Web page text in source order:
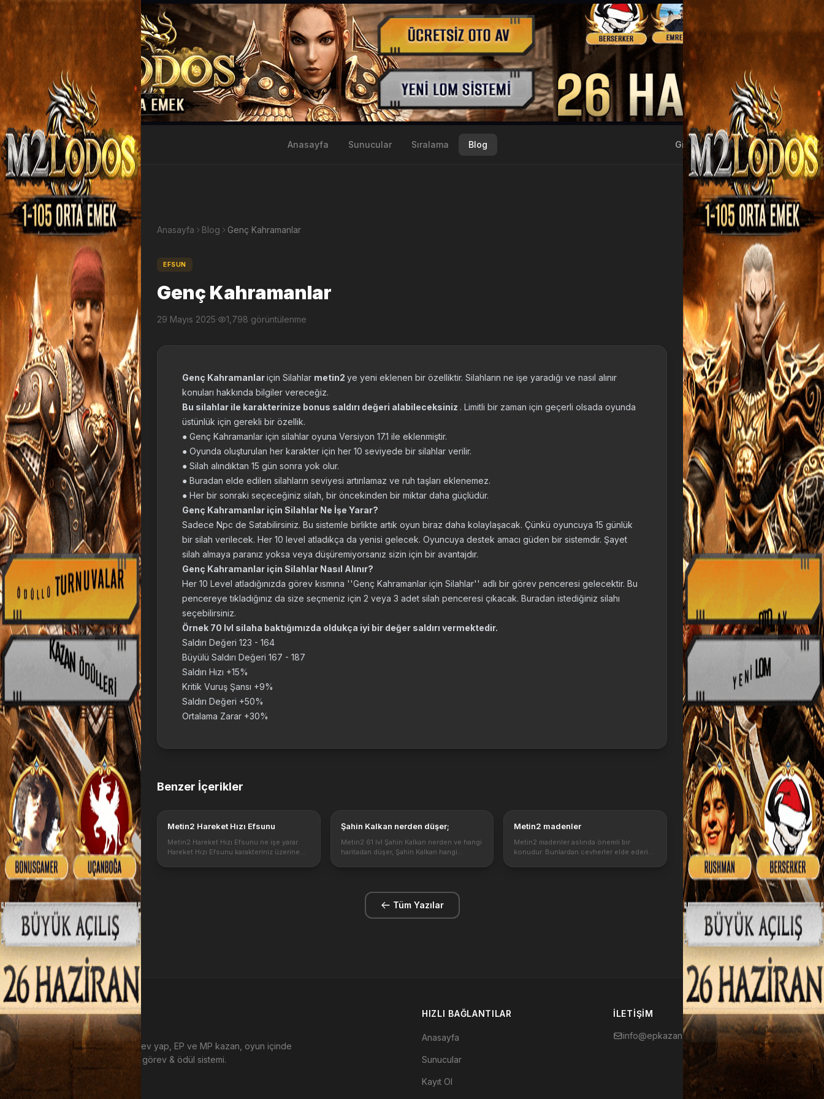
EP Kazan Anasayfa Sunucular Sıralama Blog Giriş Yap Kayıt Ol
Anasayfa Blog Genç Kahramanlar
EFSUN
Genç Kahramanlar
29 Mayıs 2025· 1,798 görüntülenme
Genç Kahramanlariçin Silahlar metin2 ye yeni eklenen bir özelliktir. Silahların ne işe yaradığı ve nasıl alınır
konuları hakkında bilgiler vereceğiz.
Bu silahlar ile karakterinize bonus saldırı değeri alabileceksiniz . Limitli bir zaman için geçerli olsada oyunda
üstünlük için gerekli bir özellik.
● Genç Kahramanlar için silahlar oyuna Versiyon 17.1 ile eklenmiştir.
● Oyunda oluşturulan her karakter için her 10 seviyede bir silahlar verilir.
● Silah alındıktan 15 gün sonra yok olur.
● Buradan elde edilen silahların seviyesi artırılamaz ve ruh taşları eklenemez.
● Her bir sonraki seçeceğiniz silah, bir öncekinden bir miktar daha güçlüdür.
Genç Kahramanlar için Silahlar Ne İşe Yarar?
Sadece Npc de Satabilirsiniz. Bu sistemle birlikte artık oyun biraz daha kolaylaşacak. Çünkü oyuncuya 15 günlük
bir silah verilecek. Her 10 level atladıkça da yenisi gelecek. Oyuncuya destek amacı güden bir sistemdir. Şayet
silah almaya paranız yoksa veya düşüremiyorsanız sizin için bir avantajdır.
Genç Kahramanlar için Silahlar Nasıl Alınır?
Her 10 Level atladığınızda görev kısmına ''Genç Kahramanlar için Silahlar'' adlı bir görev penceresi gelecektir. Bu
pencereye tıkladığınız da size seçmeniz için 2 veya 3 adet silah penceresi çıkacak. Buradan istediğiniz silahı
seçebilirsiniz.
Örnek 70 lvl silaha baktığımızda oldukça iyi bir değer saldırı vermektedir.
Saldırı Değeri 123 - 164
Büyülü Saldırı Değeri 167 - 187
Saldırı Hızı +15%
Kritik Vuruş Şansı +9%
Saldırı Değeri +50%
Ortalama Zarar +30%
Benzer İçerikler
Metin2 Hareket Hızı Efsunu
Metin2 Hareket Hızı Efsunu ne işe yarar.
Hareket Hızı Efsunu karakteriniz üzerine
Şahin Kalkan nerden düşer;
Metin2 61 lvl Şahin Kalkan nerden ve hangi
haritadan düşer, Şahin Kalkan hangi
Metin2 madenler
Metin2 madenler aslında önemli bir
konudur. Bunlardan cevherler elde ederiz.
Tüm Yazılar
EP Kazan
Metin2 sunucularında görev yap, EP ve MP kazan, oyun içinde
harca. Tamamen ücretsiz görev & ödül sistemi.
HIZLI BAĞLANTILAR
Anasayfa
Sunucular
Kayıt Ol
İLETIŞIM
info@epkazan.com